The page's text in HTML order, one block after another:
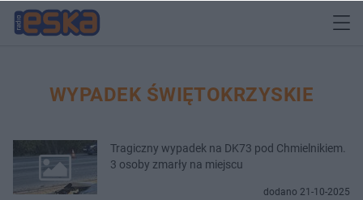
WYPADEK ŚWIĘTOKRZYSKIE
Tragiczny wypadek na DK73 pod Chmielnikiem.
3 osoby zmarły na miejscu
dodano 21-10-2025